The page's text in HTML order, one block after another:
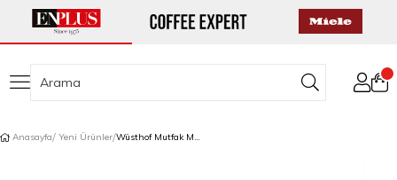
Anasayfa Yeni Ürünler Wüsthof Mutfak Makası Seti 18 Adet